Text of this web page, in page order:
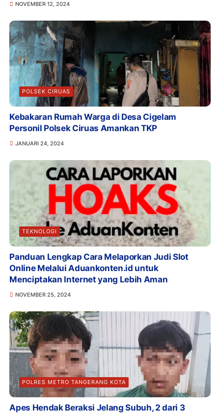
NOVEMBER 12, 2024
POLSEK CIRUAS
Kebakaran Rumah Warga di Desa Cigelam
Personil Polsek Ciruas Amankan TKP
JANUARI 24, 2024
TEKNOLOGI
Panduan Lengkap Cara Melaporkan Judi Slot
Online Melalui Aduankonten.id untuk
Menciptakan Internet yang Lebih Aman
NOVEMBER 25, 2024
POLRES METRO TANGERANG KOTA
Apes Hendak Beraksi Jelang Subuh, 2 dari 3